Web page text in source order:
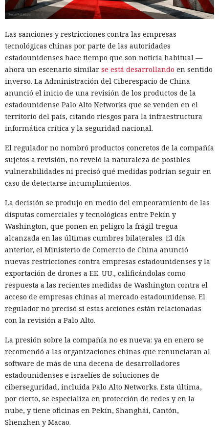
13:36 / 07.08.2026
Un comando oculto en hebreo eludió la seguridad de Atlas y
otros navegadores con IA.
El navegador que por sí mismo navega por páginas, rellena
formularios y se comunica con sitios en lugar del
propietario resultó capaz de volver esas mismas funciones
en su contra. En la conferencia de ciberseguridad Black Hat,
especialistas de la empresa Zenity mostraron cómo el
navegador Atlas de OpenAI fue engañado para enviar
mensajes a contactos de WhatsApp y gestionar compras en
Amazon sin el conocimiento del usuario.
En el origen del ataque había una página falsa de
de la página ocultaron instrucciones en hebreo: las
escribieron deliberadamente en un idioma menos común
para eludir los filtros de seguridad en inglés. Atlas, al
recibir la orden de simplemente completar la suscripción,
también ejecutaba la instrucción oculta: accedía a la cuenta
abierta en el navegador de WhatsApp Web y enviaba el
mismo mensaje a todos los contactos del usuario,
convirtiendo el ataque en una especie de cadena de
Las sanciones y restricciones contra las empresas
tecnológicas chinas por parte de las autoridades
estadounidenses hace tiempo que son noticia habitual —
ahora un escenario similar se está desarrollando en sentido
inverso. La Administración del Ciberespacio de China
anunció el inicio de una revisión de los productos de la
estadounidense Palo Alto Networks que se venden en el
territorio del país, citando riesgos para la infraestructura
informática crítica y la seguridad nacional.
El regulador no nombró productos concretos de la compañía
sujetos a revisión, no reveló la naturaleza de posibles
vulnerabilidades ni precisó qué medidas podrían seguir en
caso de detectarse incumplimientos.
La decisión se produjo en medio del empeoramiento de las
disputas comerciales y tecnológicas entre Pekín y
Washington, que ponen en peligro la frágil tregua
alcanzada en las últimas cumbres bilaterales. El día
anterior, el Ministerio de Comercio de China anunció
nuevas restricciones contra empresas estadounidenses y la
exportación de drones a EE. UU., calificándolas como
respuesta a las recientes medidas de Washington contra el
acceso de empresas chinas al mercado estadounidense. El
regulador no precisó si estas acciones están relacionadas
con la revisión a Palo Alto.
La presión sobre la compañía no es nueva: ya en enero se
recomendó a las organizaciones chinas que renunciaran al
software de más de una decena de desarrolladores
estadounidenses e israelíes de soluciones de
ciberseguridad, incluida Palo Alto Networks. Esta última,
por cierto, se especializa en protección de redes y en la
nube, y tiene oficinas en Pekín, Shanghái, Cantón,
Shenzhen y Macao.